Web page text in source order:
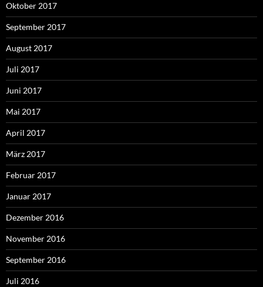
Oktober 2017
September 2017
August 2017
Juli 2017
Juni 2017
Mai 2017
April 2017
März 2017
Februar 2017
Januar 2017
Dezember 2016
November 2016
September 2016
Juli 2016